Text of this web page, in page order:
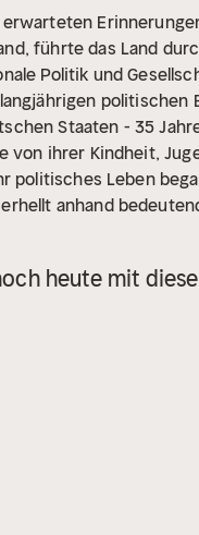
erwarteten
führte das Land
Politik und
politischen
Staaten - 35
von ihrer Kindheit,
politisches Leben
anhand
heute mit